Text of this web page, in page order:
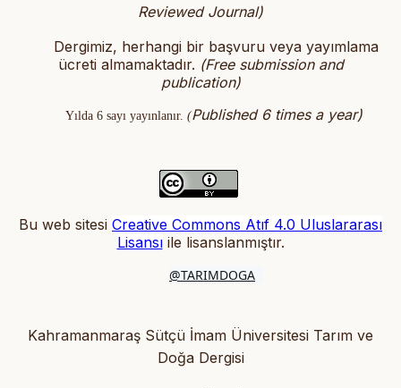
Reviewed Journal)
Dergimiz, herhangi bir başvuru veya yayımlama
ücreti almamaktadır. (Free submission and
publication)
Yılda 6 sayı yayınlanır. (Published 6 times a year)
Bu web sitesi Creative Commons Atıf 4.0 Uluslararası
Lisansıile lisanslanmıştır.
@TARIMDOGA
Kahramanmaraş Sütçü İmam Üniversitesi Tarım ve
Doğa Dergisi